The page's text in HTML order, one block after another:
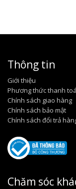
Thông tin
Giới thiệu
Phương thức thanh
Chính sách giao hàng
Chính sách bảo mật
Chính sách đổi trả
Chăm sóc